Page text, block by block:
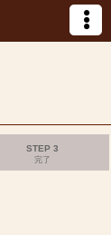
STEP 3
完了